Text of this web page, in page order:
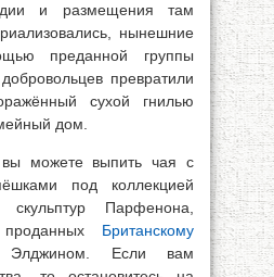
и размещения там
нынешние
преданной группы
превратили
сухой гнилью
дом.
вы можете выпить чая с
под коллекцией
Парфенона,
Британскому
Если вам